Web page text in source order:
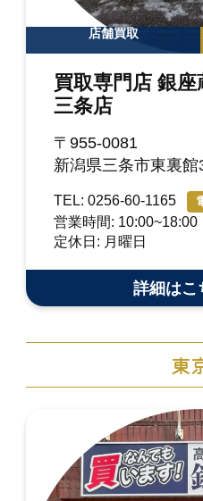
店舗買取
買取専門店 銀座
三条店
〒955-0081
新潟県三条市東裏館
TEL: 0256-60-1165
営業時間: 10:00~18:00
定休日: 月曜日
詳細はこ
東